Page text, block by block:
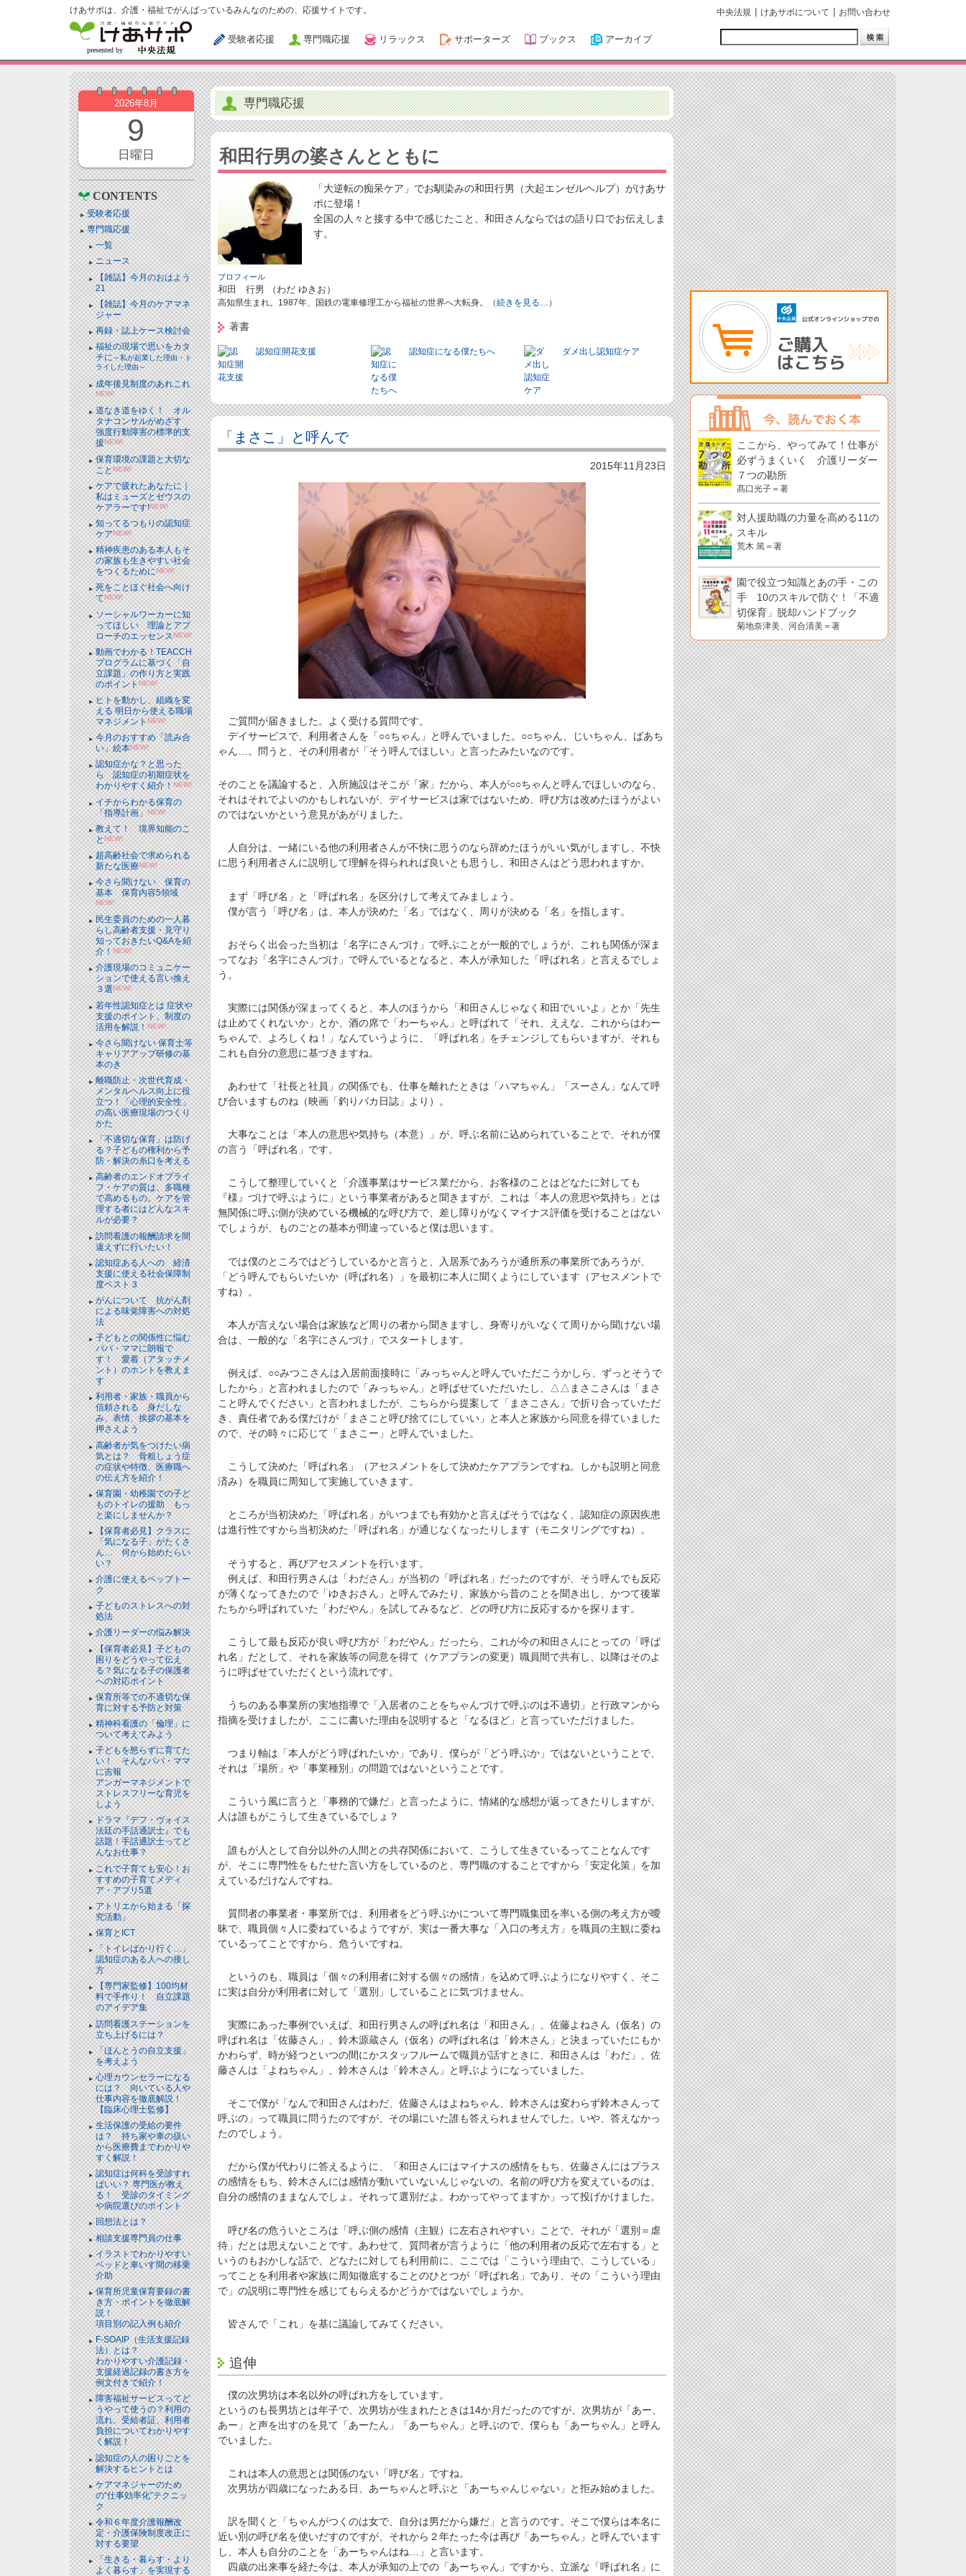
けあサポは、介護・福祉でがんばっているみんなのための、応援サイトです。
受験者応援 専門職応援 リラックス サポーターズ ブックス アーカイブ
中央法規 けあサポについて お問い合わせ
2026年8月
9
日曜日
CONTENTS
受験者応援
専門職応援
一覧
ニュース
【雑誌】今月のおはよう
21
【雑誌】今月のケアマネ
ジャー
再録・誌上ケース検討会
福祉の現場で思いをカタ
チに～私が起業した理由・ト
ライした理由～
成年後見制度のあれこれ
NEW!
道なき道をゆく！ オル
タナコンサルがめざす
強度行動障害の標準的支
援NEW!
保育環境の課題と大切な
ことNEW!
ケアで疲れたあなたに｜
私はミューズとゼウスの
ケアラーです!NEW!
知ってるつもりの認知症
ケアNEW!
精神疾患のある本人もそ
の家族も生きやすい社会
をつくるためにNEW!
死をことほぐ社会へ向け
てNEW!
ソーシャルワーカーに知
ってほしい 理論とアプ
ローチのエッセンスNEW!
動画でわかる！TEACCH
プログラムに基づく「自
立課題」の作り方と実践
のポイントNEW!
ヒトを動かし、組織を変
える 明日から使える職場
マネジメントNEW!
今月のおすすめ「読み合
い」絵本NEW!
認知症かな？と思った
ら 認知症の初期症状を
わかりやすく紹介！NEW!
イチからわかる保育の
「指導計画」NEW!
教えて！ 境界知能のこ
とNEW!
超高齢社会で求められる
新たな医療NEW!
今さら聞けない 保育の
基本 保育内容5領域
NEW!
民生委員のための一人暮
らし高齢者支援・見守り
知っておきたいQ&Aを紹
介！NEW!
介護現場のコミュニケー
ションで使える言い換え
３選NEW!
若年性認知症とは 症状や
支援のポイント、制度の
活用を解説！NEW!
今さら聞けない 保育士等
キャリアアップ研修の基
本のき
離職防止・次世代育成・
メンタルヘルス向上に役
立つ！「心理的安全性」
の高い医療現場のつくり
かた
「不適切な保育」は防げ
る？子どもの権利から予
防・解決の糸口を考える
高齢者のエンドオブライ
フ・ケアの質は、多職種
で高めるもの。ケアを管
理する者にはどんなスキ
ルが必要？
訪問看護の報酬請求を間
違えずに行いたい！
認知症ある人への 経済
支援に使える社会保障制
度ベスト３
がんについて 抗がん剤
による味覚障害への対処
法
子どもとの関係性に悩む
パパ・ママに朗報で
す！ 愛着（アタッチメ
ント）のホントを教えま
す
利用者・家族・職員から
信頼される 身だしな
み、表情、挨拶の基本を
押さえよう
高齢者が気をつけたい病
気とは？ 骨粗しょう症
の症状や特徴、医療職へ
の伝え方を紹介！
保育園・幼稚園での子ど
ものトイレの援助 もっ
と楽にしませんか？
【保育者必見】クラスに
「気になる子」がたくさ
ん… 何から始めたらい
い？
介護に使えるペップトー
ク
子どものストレスへの対
処法
介護リーダーの悩み解決
【保育者必見】子どもの
困りをどうやって伝え
る？気になる子の保護者
への対応ポイント
保育所等での不適切な保
育に対する予防と対策
精神科看護の「倫理」に
ついて考えてみよう
子どもを怒らずに育てた
い！ そんなパパ・ママ
に吉報
アンガーマネジメントで
ストレスフリーな育児を
しよう
ドラマ『デフ・ヴォイス
法廷の手話通訳士』でも
話題！手話通訳士ってど
んなお仕事？
これで子育ても安心！お
すすめの子育てメディ
ア・アプリ5選
アトリエから始まる「探
究活動」
保育とICT
「トイレばかり行く…」
認知症のある人への接し
方
【専門家監修】100均材
料で手作り！ 自立課題
のアイデア集
訪問看護ステーションを
立ち上げるには？
「ほんとうの自立支援」
を考えよう
心理カウンセラーになる
には？ 向いている人や
仕事内容を徹底解説！
【臨床心理士監修】
生活保護の受給の要件
は？ 持ち家や車の扱い
から医療費までわかりや
すく解説！
認知症は何科を受診すれ
ばいい？ 専門医が教え
る！ 受診のタイミング
や病院選びのポイント
回想法とは？
相談支援専門員の仕事
イラストでわかりやすい
ベッドと⾞いす間の移乗
介助
保育所児童保育要録の書
き方・ポイントを徹底解
説！
項目別の記入例も紹介
F-SOAIP（生活支援記録
法）とは？
わかりやすい介護記録・
支援経過記録の書き方を
例文付きで紹介！
障害福祉サービスってど
うやって使うの？利用の
流れ、受給者証、利用者
負担についてわかりやす
く解説！
認知症の人の困りごとを
解決するヒントとは
ケアマネジャーのため
の“仕事効率化”テクニッ
ク
令和６年度介護報酬改
定・介護保険制度改正に
対する要望
「生きる・暮らす・より
よく暮らす」を実現する
専門職応援
和田行男の婆さんとともに
「大逆転の痴呆ケア」でお馴染みの和田行男（大起エンゼルヘルプ）がけあサ
ポに登場！
全国の人々と接する中で感じたこと、和田さんならではの語り口でお伝えしま
す。
プロフィール
和田 行男 （わだ ゆきお）
高知県生まれ。1987年、国鉄の電車修理工から福祉の世界へ大転身。 （続きを見る…）
著書
認知症開花支援 認知症になる僕たちへ ダメ出し認知症ケア
「まさこ」と呼んで
2015年11月23日
ご質問が届きました。よく受ける質問です。
デイサービスで、利用者さんを「○○ちゃん」と呼んでいました。○○ちゃん、じいちゃん、ばあち
ゃん…。問うと、その利用者が「そう呼んでほしい」と言ったみたいなのです。
そのことを議論すると、入所施設はそこが「家」だから、本人が○○ちゃんと呼んでほしいのなら、
それはそれでよいのかもしれないが、デイサービスは家ではないため、呼び方は改めたほうがよい
のではないかという意見があがりました。
人自分は、一緒にいる他の利用者さんが不快に思うのなら辞めたほうがいい気がしますし、不快
に思う利用者さんに説明して理解を得られれば良いとも思うし、和田さんはどう思われますか。
まず「呼び名」と「呼ばれ名」を区分けして考えてみましょう。
僕が言う「呼び名」は、本人が決めた「名」ではなく、周りが決める「名」を指します。
おそらく出会った当初は「名字にさんづけ」で呼ぶことが一般的でしょうが、これも関係が深ま
ってなお「名字にさんづけ」で呼んでいるとなると、本人が承知した「呼ばれ名」と言えるでしょ
う。
実際には関係が深まってくると、本人のほうから「和田さんじゃなく和田でいいよ」とか「先生
は止めてくれないか」とか、酒の席で「わーちゃん」と呼ばれて「それ、ええな。これからはわー
ちゃんで、よろしくね！」なんていうように、「呼ばれ名」をチェンジしてもらいますが、それも
これも自分の意思に基づきますね。
あわせて「社長と社員」の関係でも、仕事を離れたときは「ハマちゃん」「スーさん」なんて呼
び合いますものね（映画「釣りバカ日誌」より）。
大事なことは「本人の意思や気持ち（本意）」が、呼ぶ名前に込められていることで、それが僕
の言う「呼ばれ名」です。
こうして整理していくと「介護事業はサービス業だから、お客様のことはどなたに対しても
『様』づけで呼ぶように」という事業者があると聞きますが、これは「本人の意思や気持ち」とは
無関係に呼ぶ側が決めている機械的な呼び方で、差し障りがなくマイナス評価を受けることはない
でしょうが、ものごとの基本が間違っていると僕は思います。
では僕のところではどうしているかと言うと、入居系であろうが通所系の事業所であろうが、
「どう呼んでもらいたいか（呼ばれ名）」を最初に本人に聞くようにしています（アセスメントで
すね）。
本人が言えない場合は家族など周りの者から聞きますし、身寄りがいなくて周りから聞けない場
合は、一般的な「名字にさんづけ」でスタートします。
例えば、○○みつこさんは入居前面接時に「みっちゃんと呼んでいただこうかしら、ずっとそうで
したから」と言われましたので「みっちゃん」と呼ばせていただいたし、△△まさこさんは「まさ
こと呼んでください」と言われましたが、こちらから提案して「まさこさん」で折り合っていただ
き、責任者である僕だけが「まさこと呼び捨てにしていい」と本人と家族から同意を得ていました
ので、その時々に応じて「まさこー」と呼んでいました。
こうして決めた「呼ばれ名」（アセスメントをして決めたケアプランですね。しかも説明と同意
済み）を職員に周知して実施していきます。
ところが当初決めた「呼ばれ名」がいつまでも有効かと言えばそうではなく、認知症の原因疾患
は進行性ですから当初決めた「呼ばれ名」が通じなくなったりします（モニタリングですね）。
そうすると、再びアセスメントを行います。
例えば、和田行男さんは「わださん」が当初の「呼ばれ名」だったのですが、そう呼んでも反応
が薄くなってきたので「ゆきおさん」と呼んでみたり、家族から昔のことを聞き出し、かつて後輩
たちから呼ばれていた「わだやん」を試してみるなど、どの呼び方に反応するかを探ります。
こうして最も反応が良い呼び方が「わだやん」だったら、これが今の和田さんにとっての「呼ば
れ名」だとして、それを家族等の同意を得て（ケアプランの変更）職員間で共有し、以降はそのよ
うに呼ばせていただくという流れです。
うちのある事業所の実地指導で「入居者のことをちゃんづけで呼ぶのは不適切」と行政マンから
指摘を受けましたが、ここに書いた理由を説明すると「なるほど」と言っていただけました。
つまり軸は「本人がどう呼ばれたいか」であり、僕らが「どう呼ぶか」ではないということで、
それは「場所」や「事業種別」の問題ではないということです。
こういう風に言うと「事務的で嫌だ」と言ったように、情緒的な感想が返ってきたりしますが、
人は誰もがこうして生きているでしょ？
誰もが人として自分以外の人間との共存関係において、こうして生きているってことなんです
が、そこに専門性をもたせた言い方をしているのと、専門職のすることですから「安定化策」を加
えているだけなんですね。
質問者の事業者・事業所では、利用者をどう呼ぶかについて専門職集団を率いる側の考え方が曖
昧で、職員個々人に委ねているようですが、実は一番大事な「入口の考え方」を職員の主観に委ね
ているってことですから、危ういですね。
というのも、職員は「個々の利用者に対する個々の感情」を込めて呼ぶようになりやすく、そこ
に実は自分が利用者に対して「選別」していることに気づけません。
実際にあった事例でいえば、和田行男さんの呼ばれ名は「和田さん」、佐藤よねさん（仮名）の
呼ばれ名は「佐藤さん」、鈴木源蔵さん（仮名）の呼ばれ名は「鈴木さん」と決まっていたにもか
かわらず、時が経つといつの間にかスタッフルームで職員が話すときに、和田さんは「わだ」、佐
藤さんは「よねちゃん」、鈴木さんは「鈴木さん」と呼ぶようになっていました。
そこで僕が「なんで和田さんはわだ、佐藤さんはよねちゃん、鈴木さんは変わらず鈴木さんって
呼ぶの」って職員に問うたのですが、その場にいた誰も答えられませんでした。いや、答えなかっ
たのでしょう。
だから僕が代わりに答えるように、「和田さんにはマイナスの感情をもち、佐藤さんにはプラス
の感情をもち、鈴木さんには感情が動いていないんじゃないの。名前の呼び方を変えているのは、
自分の感情のままなんでしょ。それって選別だよ。わかってやってますか」って投げかけました。
呼び名の危ういところは「呼ぶ側の感情（主観）に左右されやすい」ことで、それが「選別＝虐
待」だとは思えないことです。あわせて、質問者が言うように「他の利用者の反応で左右する」と
いうのもおかしな話で、どなたに対しても利用前に、ここでは「こういう理由で、こうしている」
ってことを利用者や家族に周知徹底することのひとつが「呼ばれ名」であり、その「こういう理由
で」の説明に専門性を感じてもらえるかどうかではないでしょうか。
皆さんで「これ」を基に議論してみてください。
追伸
僕の次男坊は本名以外の呼ばれ方をしています。
というのも長男坊とは年子で、次男坊が生まれたときは14か月だったのですが、次男坊が「あー、
あー」と声を出すのを見て「あーたん」「あーちゃん」と呼ぶので、僕らも「あーちゃん」と呼ん
でいました。
これは本人の意思とは関係のない「呼び名」ですね。
次男坊が四歳になったある日、あーちゃんと呼ぶと「あーちゃんじゃない」と拒み始めました。
訳を聞くと「ちゃんがつくのは女で、自分は男だから嫌だ」と言うのです。そこで僕らは本名に
近い別の呼び名を使いだすのですが、それから２年たった今は再び「あーちゃん」と呼んでいます
し、本人も自分のことを「あーちゃんはね…」と言います。
四歳の出来事を経た今は、本人が承知の上での「あーちゃん」ですから、立派な「呼ばれ名」に
ここから、やってみて！仕事が
必ずうまくいく 介護リーダー
７つの勘所
髙口光子＝著
対人援助職の力量を高める11の
スキル
荒木 篤＝著
園で役立つ知識とあの手・この
手 10のスキルで防ぐ！「不適
切保育」脱却ハンドブック
菊地奈津美、河合清美＝著